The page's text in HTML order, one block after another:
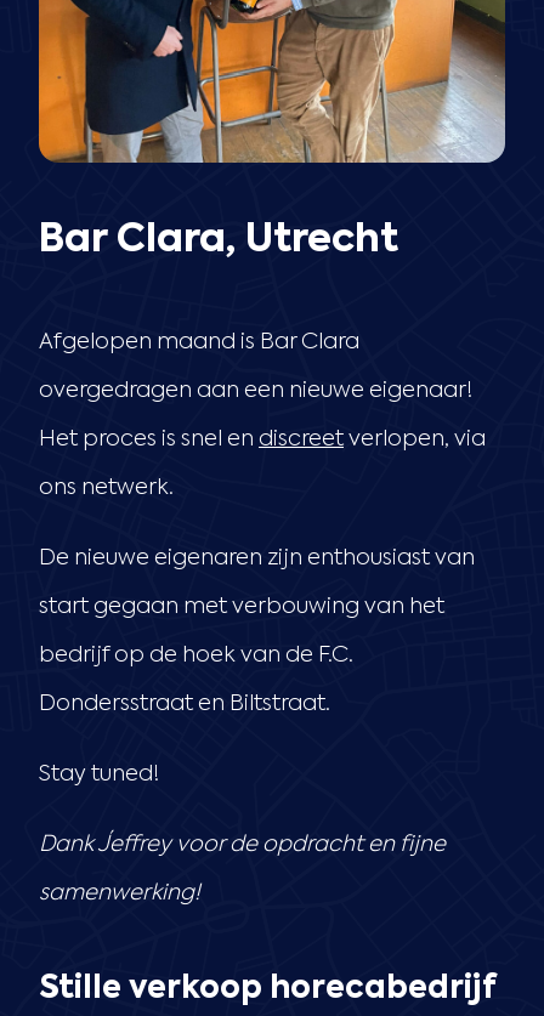
Bar Clara, Utrecht
Afgelopen maand is Bar Clara
overgedragen aan een nieuwe eigenaar!
Het proces is snel en discreet verlopen, via
ons netwerk.
De nieuwe eigenaren zijn enthousiast van
start gegaan met verbouwing van het
bedrijf op de hoek van de F.C.
Dondersstraat en Biltstraat.
Stay tuned!
Dank Jeffrey voor de opdracht en fijne
samenwerking!
Stille verkoop horecabedrijf